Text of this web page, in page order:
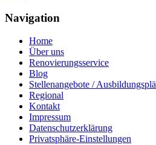
Navigation
Home
Über uns
Renovierungsservice
Blog
Stellenangebote /
Regional
Kontakt
Impressum
Datenschutzerklärung
Privatsphäre-Einstellungen